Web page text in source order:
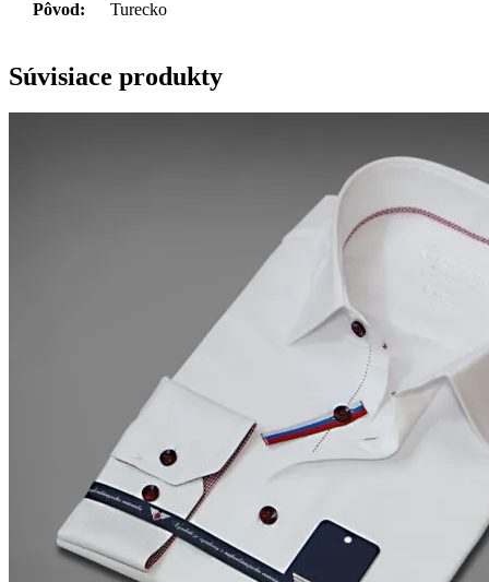
Pôvod: Turecko
Súvisiace produkty